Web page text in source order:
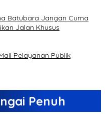
Batubara Jangan Cuma
Jalan Khusus
Pelayanan Publik
Penuh